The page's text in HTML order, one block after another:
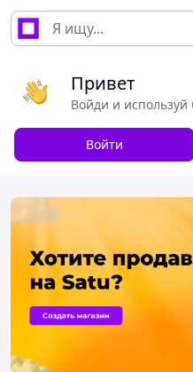
Привет
Войди и используй
Войти